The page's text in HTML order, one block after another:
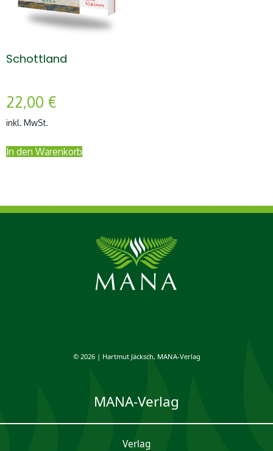
Schottland
22,00 €
inkl. MwSt.
In den Warenkorb
© 2026 | Hartmut Jäcksch, MANA-Verlag
MANA-Verlag
Verlag